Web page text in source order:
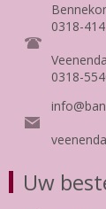
0318-
0318-
Uw